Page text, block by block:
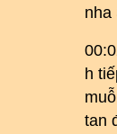
nha
h
tan